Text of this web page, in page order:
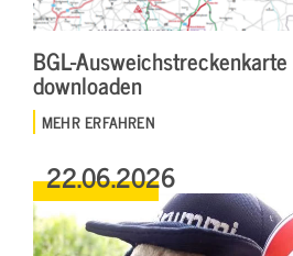
BGL-
downloaden
MEHR ERFAHREN
22.06.2026